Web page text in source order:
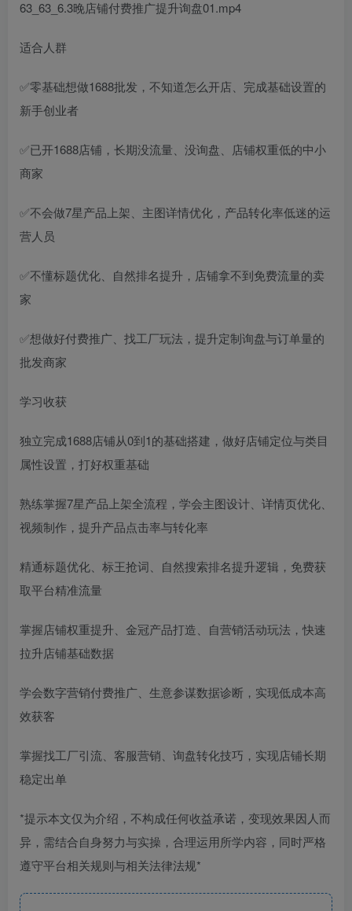
63_63_6.3晚店铺付费推广提升询盘01.mp4
适合人群
✅零基础想做1688批发，不知道怎么开店、完成基础设置的
新手创业者
✅已开1688店铺，长期没流量、没询盘、店铺权重低的中小
商家
✅不会做7星产品上架、主图详情优化，产品转化率低迷的运
营人员
✅不懂标题优化、自然排名提升，店铺拿不到免费流量的卖
家
✅想做好付费推广、找工厂玩法，提升定制询盘与订单量的
批发商家
学习收获
独立完成1688店铺从0到1的基础搭建，做好店铺定位与类目
属性设置，打好权重基础
熟练掌握7星产品上架全流程，学会主图设计、详情页优化、
视频制作，提升产品点击率与转化率
精通标题优化、标王抢词、自然搜索排名提升逻辑，免费获
取平台精准流量
掌握店铺权重提升、金冠产品打造、自营销活动玩法，快速
拉升店铺基础数据
学会数字营销付费推广、生意参谋数据诊断，实现低成本高
效获客
掌握找工厂引流、客服营销、询盘转化技巧，实现店铺长期
稳定出单
*提示本文仅为介绍，不构成任何收益承诺，变现效果因人而
异，需结合自身努力与实操，合理运用所学内容，同时严格
遵守平台相关规则与相关法律法规*